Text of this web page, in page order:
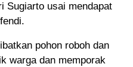
Sugiarto usai mendapat
pohon roboh dan
warga dan memporak